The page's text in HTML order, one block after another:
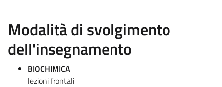
Modalità di svolgimento
dell'insegnamento
BIOCHIMICA
lezioni frontali